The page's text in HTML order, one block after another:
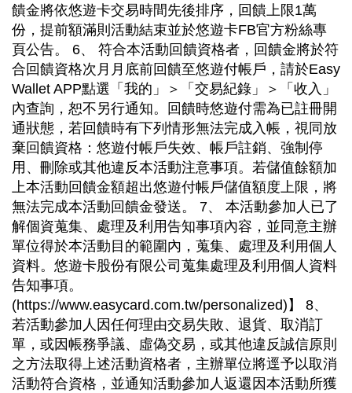
饋金將依悠遊卡交易時間先後排序，回饋上限1萬
份，提前額滿則活動結束並於悠遊卡FB官方粉絲專
頁公告。 6、 符合本活動回饋資格者，回饋金將於符
合回饋資格次月月底前回饋至悠遊付帳戶，請於Easy
Wallet APP點選「我的」＞「交易紀錄」＞「收入」
內查詢，恕不另行通知。回饋時悠遊付需為已註冊開
通狀態，若回饋時有下列情形無法完成入帳，視同放
棄回饋資格：悠遊付帳戶失效、帳戶註銷、強制停
用、刪除或其他違反本活動注意事項。若儲值餘額加
上本活動回饋金額超出悠遊付帳戶儲值額度上限，將
無法完成本活動回饋金發送。 7、 本活動參加人已了
解個資蒐集、處理及利用告知事項內容，並同意主辦
單位得於本活動目的範圍內，蒐集、處理及利用個人
資料。悠遊卡股份有限公司蒐集處理及利用個人資料
告知事項。
(https://www.easycard.com.tw/personalized)】 8、
若活動參加人因任何理由交易失敗、退貨、取消訂
單，或因帳務爭議、虛偽交易，或其他違反誠信原則
之方法取得上述活動資格者，主辦單位將逕予以取消
活動符合資格，並通知活動參加人返還因本活動所獲